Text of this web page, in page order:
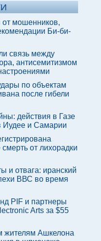
от мошенников,
Би-би-
связь между
антисемитизмом
по объектам
после гибели
действия в Газе
Иудее и Самарии
от лихорадки
и отвага: иранский
ВВС во время
PIF и партнеры
Arts за $55
жителям Ашкелона